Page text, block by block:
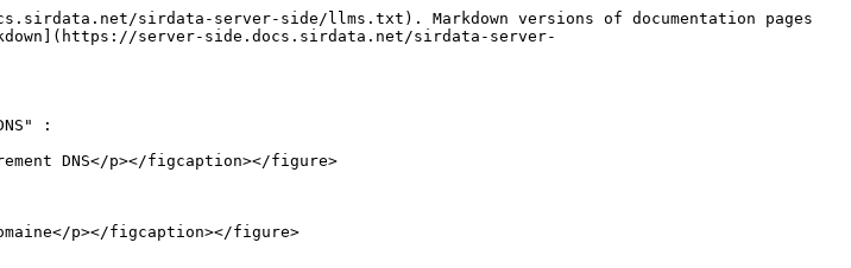
sirdata-server-side/llms.txt). Markdown versions of documentation pages
server-side.docs.sirdata.net/sirdata-server-
:
DNS</p></figcaption></figure>
p></figcaption></figure>